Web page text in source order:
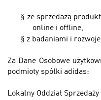
§ ze sprzedażą
online i offline,
§ z badaniami i
Za Dane Osobowe
podmioty spółki adidas:
Lokalny Oddział Sprzedaży